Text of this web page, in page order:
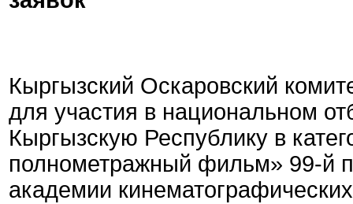
Кыргызский Оскаровский
для участия в национальном
Кыргызскую Республику в
полнометражный фильм» 99-й
академии